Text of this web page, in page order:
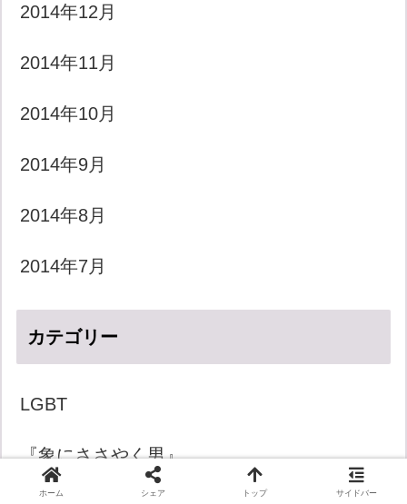
2014年12月
2014年11月
2014年10月
2014年9月
2014年8月
2014年7月
カテゴリー
LGBT
『象にささやく男』
ホーム シェア トップ サイドバー